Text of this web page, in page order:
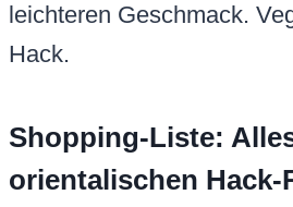
leichteren Geschmack.
Hack.
Shopping-Liste:
orientalischen Hack-